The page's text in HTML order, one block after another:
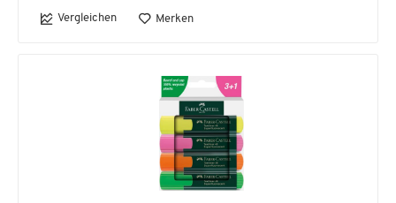
Vergleichen Merken